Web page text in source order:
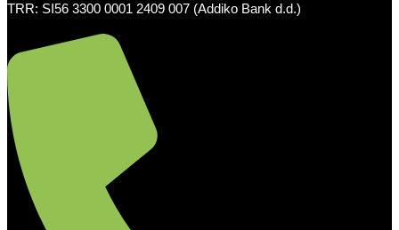
TRR: SI56 3300 0001 2409 007 (Addiko Bank d.d.)